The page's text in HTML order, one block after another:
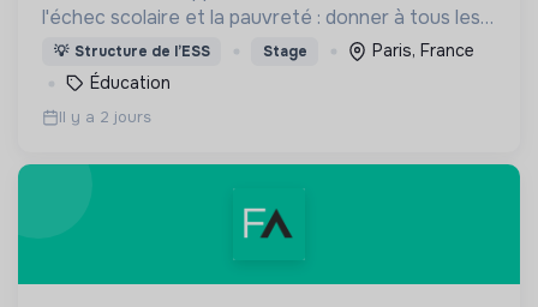
l'échec scolaire et la pauvreté : donner à tous les
enfants les 1000 premiers mots nécessaires pour
leur entrée à l'école à 3 ans.
💡 Structure de l’ESS Stage
Paris, France
Éducation
Il y a 2 jours